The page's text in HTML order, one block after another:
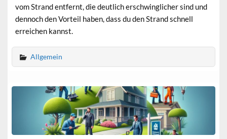
vom Strand entfernt, die deutlich erschwinglicher sind und
dennoch den Vorteil haben, dass du den Strand schnell
erreichen kannst.
Allgemein